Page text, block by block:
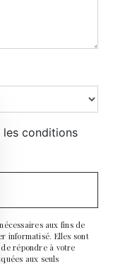
le
les conditions
aux fins de
informatisé. Elles sont
de répondre à votre
aux seuls